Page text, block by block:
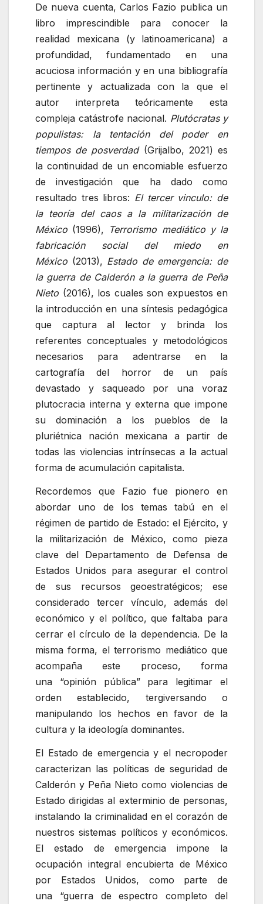
De nueva cuenta, Carlos Fazio publica un
libro imprescindible para conocer la
realidad mexicana (y latinoamericana) a
profundidad, fundamentado en una
acuciosa información y en una bibliografía
pertinente y actualizada con la que el
autor interpreta teóricamente esta
compleja catástrofe nacional. Plutócratas y
populistas: la tentación del poder en
tiempos de posverdad(Grijalbo, 2021) es
la continuidad de un encomiable esfuerzo
de investigación que ha dado como
resultado tres libros: El tercer vinculo: de
la teoría del caos a la militarización de
México (1996), Terrorismo mediático y la
fabricación social del miedo en
México (2013), Estado de emergencia: de
la guerra de Calderón a la guerra de Peña
Nieto (2016), los cuales son expuestos en
la introducción en una síntesis pedagógica
que captura al lector y brinda los
referentes conceptuales y metodológicos
necesarios para adentrarse en la
cartografía del horror de un país
devastado y saqueado por una voraz
plutocracia interna y externa que impone
su dominación a los pueblos de la
pluriétnica nación mexicana a partir de
todas las violencias intrínsecas a la actual
forma de acumulación capitalista.
Recordemos que Fazio fue pionero en
abordar uno de los temas tabú en el
régimen de partido de Estado: el Ejército, y
la militarización de México, como pieza
clave del Departamento de Defensa de
Estados Unidos para asegurar el control
de sus recursos geoestratégicos; ese
considerado tercer vínculo, además del
económico y el político, que faltaba para
cerrar el círculo de la dependencia. De la
misma forma, el terrorismo mediático que
acompaña este proceso, forma
una
opinión pública para legitimar el
orden establecido, tergiversando o
manipulando los hechos en favor de la
cultura y la ideología dominantes.
El Estado de emergencia y el necropoder
caracterizan las políticas de seguridad de
Calderón y Peña Nieto como violencias de
Estado dirigidas al exterminio de personas,
instalando la criminalidad en el corazón de
nuestros sistemas políticos y económicos.
El estado de emergencia impone la
ocupación integral encubierta de México
por Estados Unidos, como parte de
una
guerra de espectro completo del